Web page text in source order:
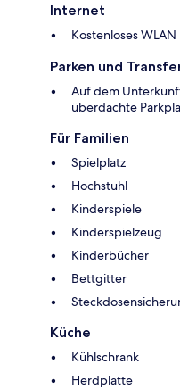
Internet
Kostenloses WLAN
Parken und
Auf dem
überdachte
Für Familien
Spielplatz
Hochstuhl
Kinderspiele
Kinderspielzeug
Kinderbücher
Bettgitter
Küche
Kühlschrank
Herdplatte